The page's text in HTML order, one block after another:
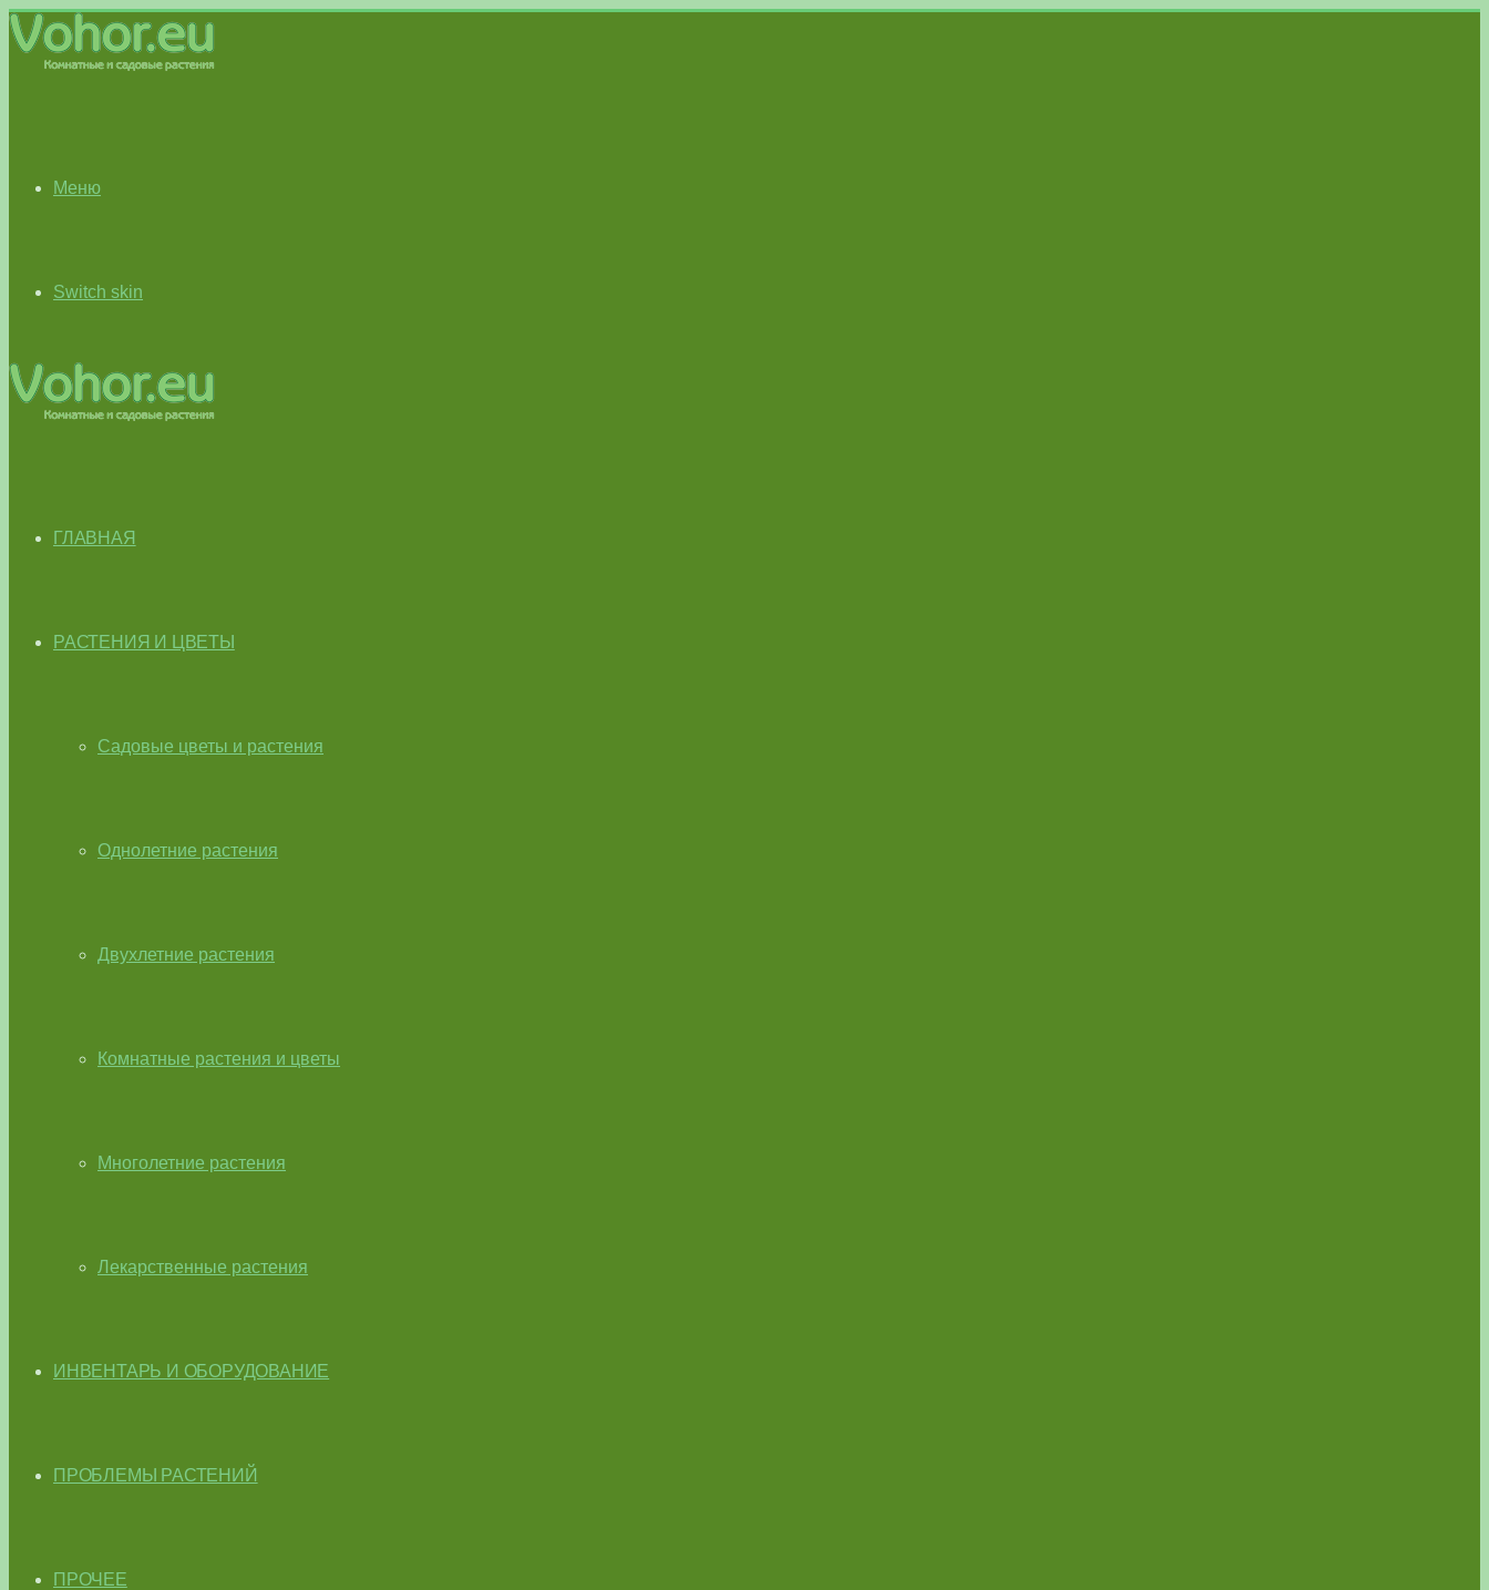
Меню
Switch skin
ГЛАВНАЯ
РАСТЕНИЯ И ЦВЕТЫ
Садовые цветы и растения
Однолетние растения
Двухлетние растения
Комнатные растения и цветы
Многолетние растения
Лекарственные растения
ИНВЕНТАРЬ И ОБОРУДОВАНИЕ
ПРОБЛЕМЫ РАСТЕНИЙ
ПРОЧЕЕ